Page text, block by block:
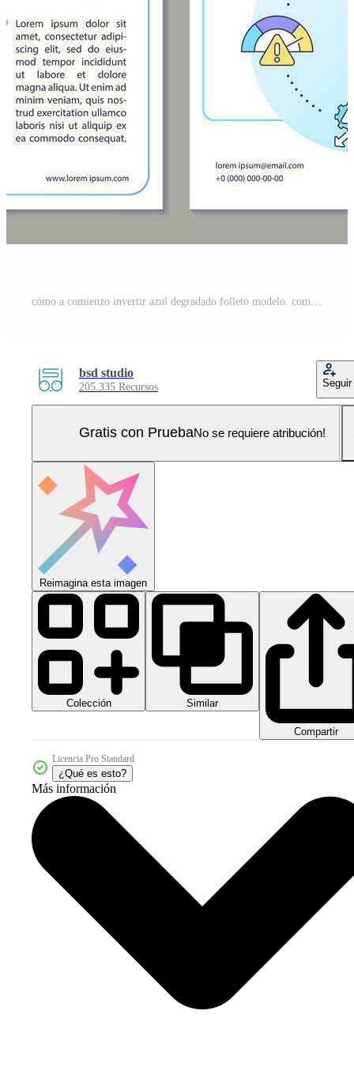
bsd studio
205.335 Recursos Seguir
Gratis con PruebaNo se requiere atribución!
Reimagina esta imagen
Colección Similar
Compartir
Licencia Pro Standard
¿Qué es esto?
Más información